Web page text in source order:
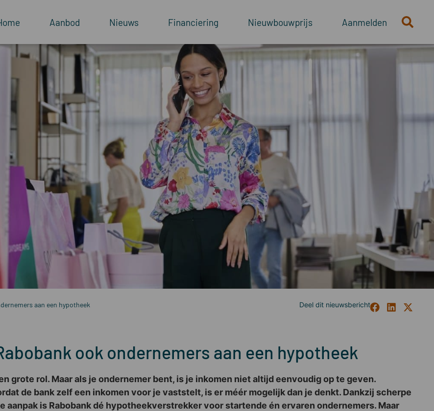
Aanbod Nieuws Financiering Nieuwbouwprijs Aanmelden
aan een hypotheek
ook ondernemers aan een hypotheek
grote rol. Maar als je ondernemer bent, is je inkomen niet altijd eenvoudig op te geven.
de bank zelf een inkomen voor je vaststelt, is er méér mogelijk dan je denkt. Dankzij scherpe
is Rabobank dé hypotheekverstrekker voor startende én ervaren ondernemers. Maar